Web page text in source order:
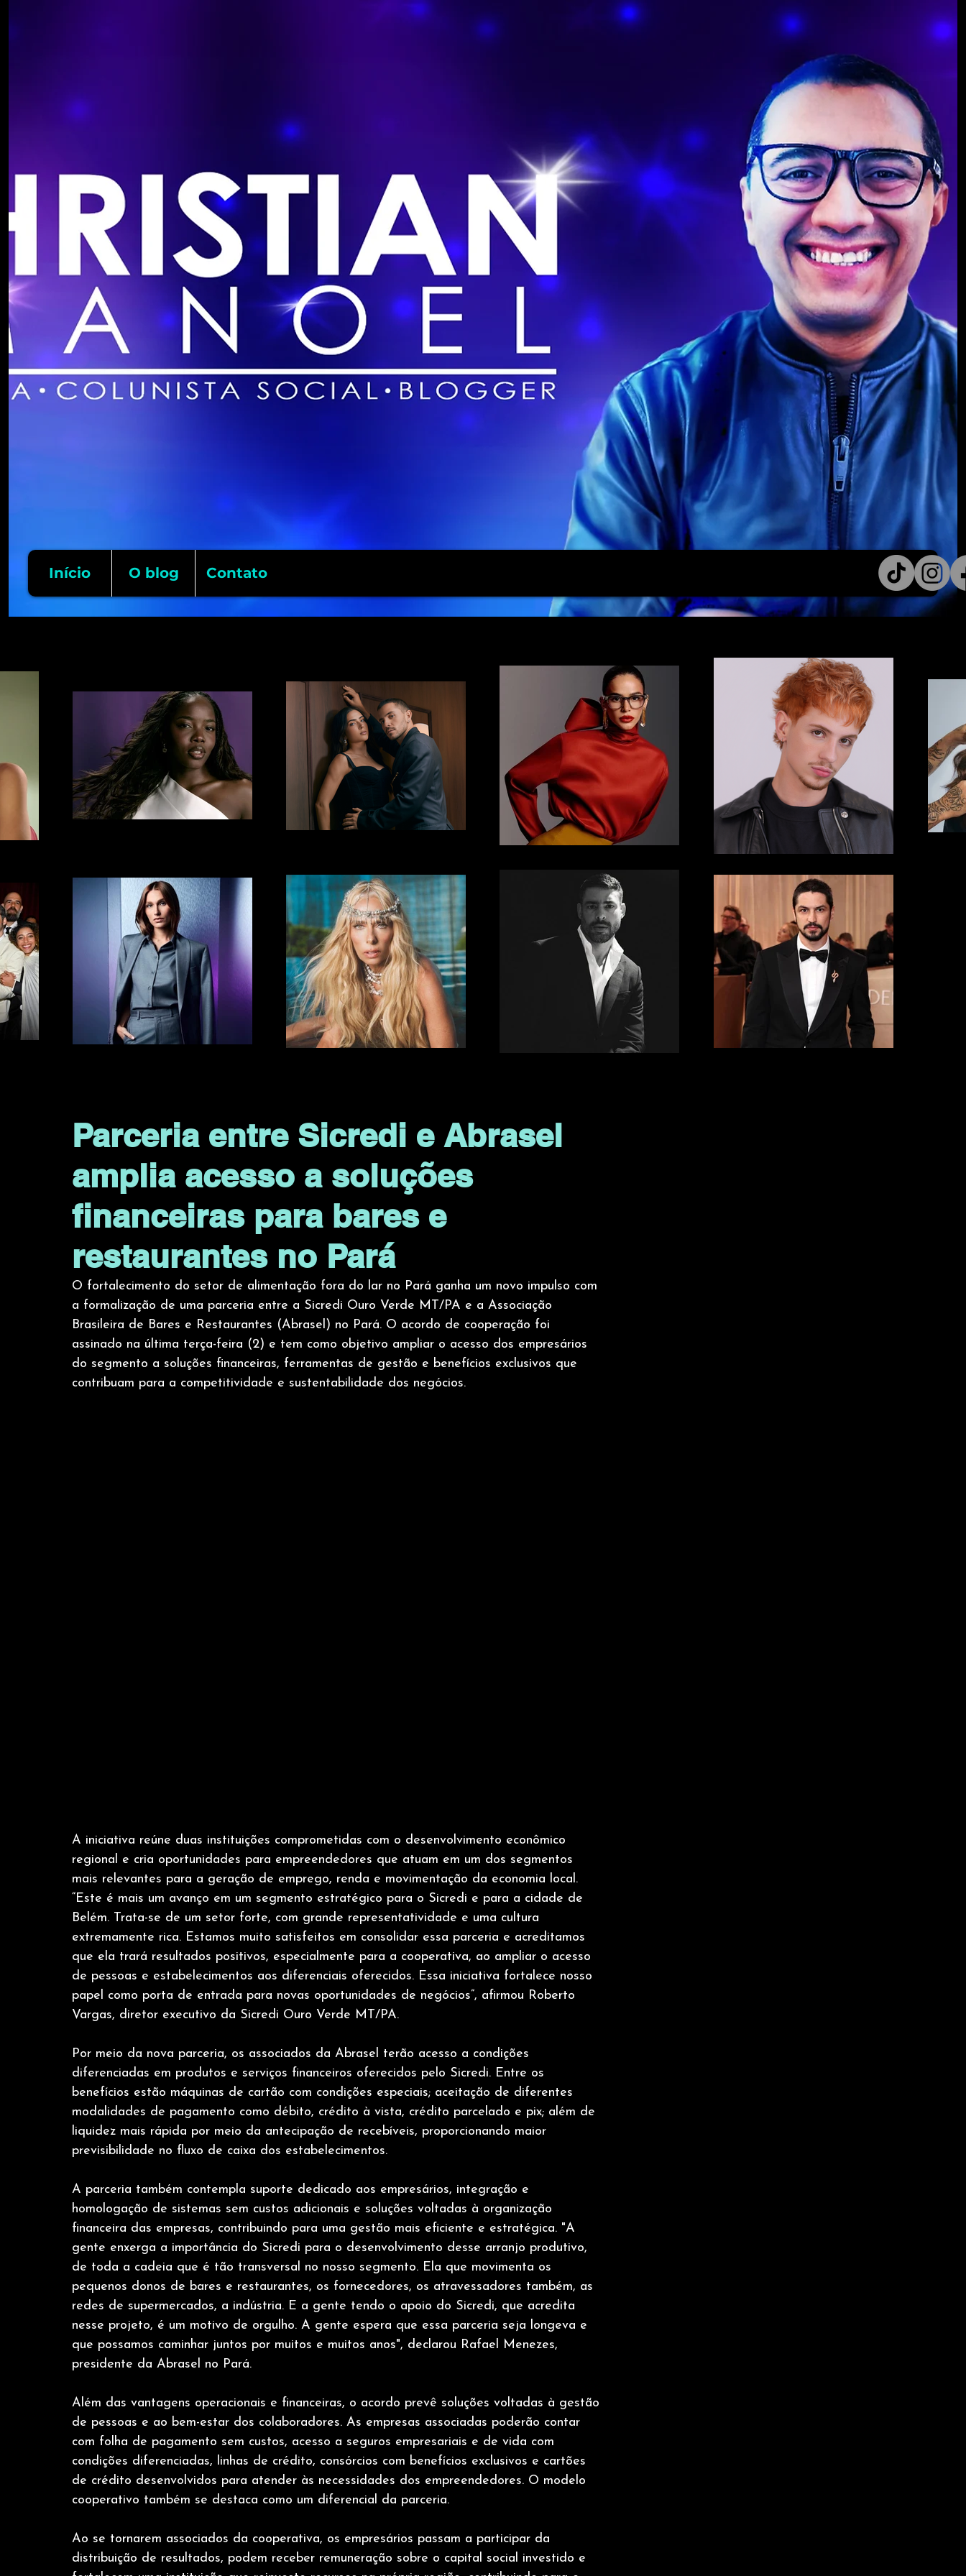
Início O blog Contato
Parceria entre Sicredi e Abrasel
amplia acesso a soluções
financeiras para bares e
restaurantes no Pará
O fortalecimento do setor de alimentação fora do lar no Pará ganha um novo impulso com
a formalização de uma parceria entre a Sicredi Ouro Verde MT/PA e a Associação
Brasileira de Bares e Restaurantes (Abrasel) no Pará. O acordo de cooperação foi
assinado na última terça-feira (2) e tem como objetivo ampliar o acesso dos empresários
do segmento a soluções financeiras, ferramentas de gestão e benefícios exclusivos que
contribuam para a competitividade e sustentabilidade dos negócios.
A iniciativa reúne duas instituições comprometidas com o desenvolvimento econômico
regional e cria oportunidades para empreendedores que atuam em um dos segmentos
mais relevantes para a geração de emprego, renda e movimentação da economia local.
“Este é mais um avanço em um segmento estratégico para o Sicredi e para a cidade de
Belém. Trata-se de um setor forte, com grande representatividade e uma cultura
extremamente rica. Estamos muito satisfeitos em consolidar essa parceria e acreditamos
que ela trará resultados positivos, especialmente para a cooperativa, ao ampliar o acesso
de pessoas e estabelecimentos aos diferenciais oferecidos. Essa iniciativa fortalece nosso
papel como porta de entrada para novas oportunidades de negócios”, afirmou Roberto
Vargas, diretor executivo da Sicredi Ouro Verde MT/PA.
Por meio da nova parceria, os associados da Abrasel terão acesso a condições
diferenciadas em produtos e serviços financeiros oferecidos pelo Sicredi. Entre os
benefícios estão máquinas de cartão com condições especiais; aceitação de diferentes
modalidades de pagamento como débito, crédito à vista, crédito parcelado e pix; além de
liquidez mais rápida por meio da antecipação de recebíveis, proporcionando maior
previsibilidade no fluxo de caixa dos estabelecimentos.
A parceria também contempla suporte dedicado aos empresários, integração e
homologação de sistemas sem custos adicionais e soluções voltadas à organização
financeira das empresas, contribuindo para uma gestão mais eficiente e estratégica. "A
gente enxerga a importância do Sicredi para o desenvolvimento desse arranjo produtivo,
de toda a cadeia que é tão transversal no nosso segmento. Ela que movimenta os
pequenos donos de bares e restaurantes, os fornecedores, os atravessadores também, as
redes de supermercados, a indústria. E a gente tendo o apoio do Sicredi, que acredita
nesse projeto, é um motivo de orgulho. A gente espera que essa parceria seja longeva e
que possamos caminhar juntos por muitos e muitos anos", declarou Rafael Menezes,
presidente da Abrasel no Pará.
Além das vantagens operacionais e financeiras, o acordo prevê soluções voltadas à gestão
de pessoas e ao bem-estar dos colaboradores. As empresas associadas poderão contar
com folha de pagamento sem custos, acesso a seguros empresariais e de vida com
condições diferenciadas, linhas de crédito, consórcios com benefícios exclusivos e cartões
de crédito desenvolvidos para atender às necessidades dos empreendedores. O modelo
cooperativo também se destaca como um diferencial da parceria.
Ao se tornarem associados da cooperativa, os empresários passam a participar da
distribuição de resultados, podem receber remuneração sobre o capital social investido e